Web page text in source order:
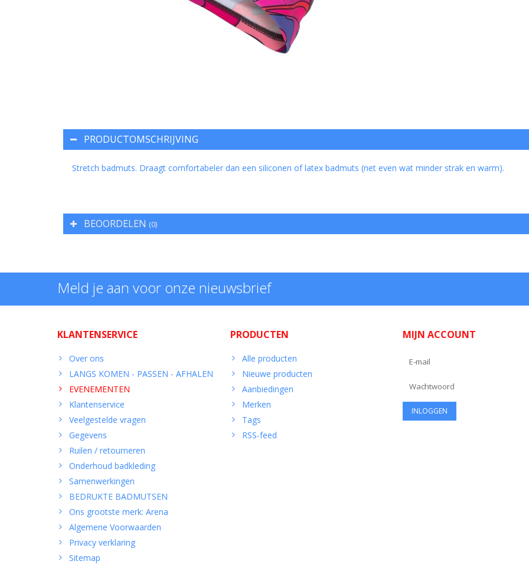
PRODUCTOMSCHRIJVING
Stretch badmuts. Draagt comfortabeler dan een siliconen of latex badmuts (net even wat minder strak en warm).
BEOORDELEN (0)
Meld je aan voor onze nieuwsbrief
KLANTENSERVICE
Over ons
LANGS KOMEN - PASSEN - AFHALEN
EVENEMENTEN
Klantenservice
Veelgestelde vragen
Gegevens
Ruilen / retourneren
Onderhoud badkleding
Samenwerkingen
BEDRUKTE BADMUTSEN
Ons grootste merk: Arena
Algemene Voorwaarden
Privacy verklaring
Sitemap
PRODUCTEN
Alle producten
Nieuwe producten
Aanbiedingen
Merken
Tags
RSS-feed
MIJN ACCOUNT